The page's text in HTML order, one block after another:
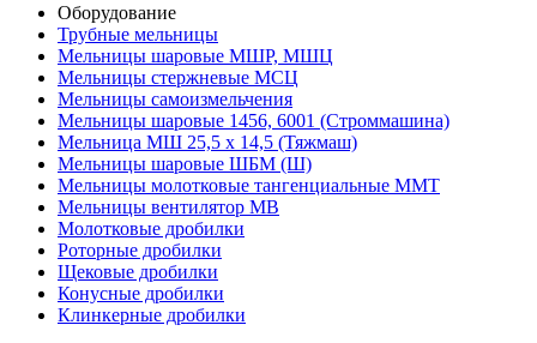
Оборудование
Трубные мельницы
Мельницы шаровые МШР, МШЦ
Мельницы стержневые МСЦ
Мельницы самоизмельчения
Мельницы шаровые 1456, 6001 (Строммашина)
Мельница МШ 25,5 х 14,5 (Тяжмаш)
Мельницы шаровые ШБМ (Ш)
Мельницы молотковые тангенциальные ММТ
Мельницы вентилятор МВ
Молотковые дробилки
Роторные дробилки
Щековые дробилки
Конусные дробилки
Клинкерные дробилки